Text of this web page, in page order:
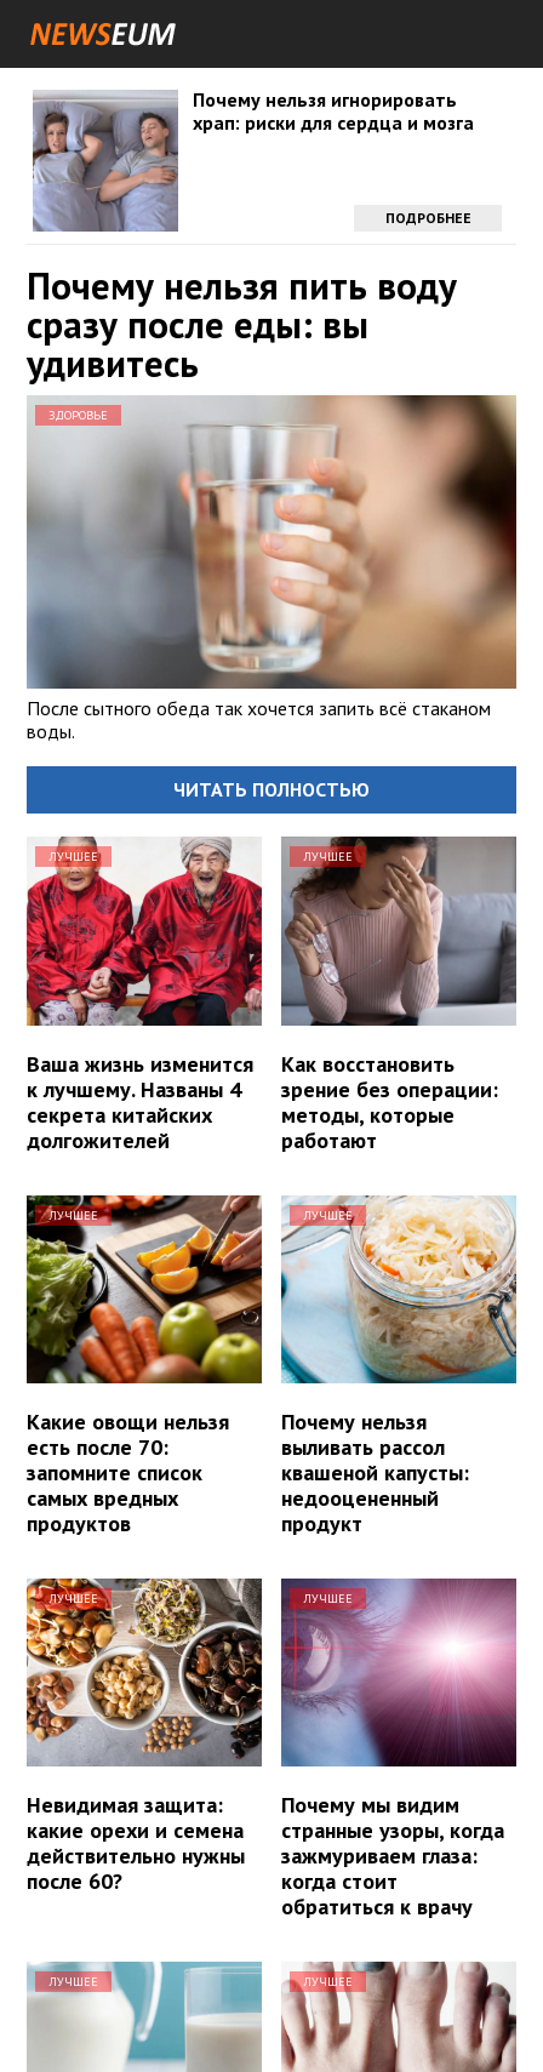
Почему нельзя игнорировать
храп: риски для сердца и мозга
ПОДРОБНЕЕ
Почему нельзя пить воду
сразу после еды: вы
удивитесь
ЗДОРОВЬЕ
После сытного обеда так хочется запить всё стаканом
воды.
ЧИТАТЬ ПОЛНОСТЬЮ
ЛУЧШЕЕ
Ваша жизнь изменится
к лучшему. Названы 4
секрета китайских
долгожителей
ЛУЧШЕЕ
Как восстановить
зрение без операции:
методы, которые
работают
ЛУЧШЕЕ
Какие овощи нельзя
есть после 70:
запомните список
самых вредных
продуктов
ЛУЧШЕЕ
Почему нельзя
выливать рассол
квашеной капусты:
недооцененный
продукт
ЛУЧШЕЕ
Невидимая защита:
какие орехи и семена
действительно нужны
после 60?
ЛУЧШЕЕ
Почему мы видим
странные узоры, когда
зажмуриваем глаза:
когда стоит
обратиться к врачу
ЛУЧШЕЕ ЛУЧШЕЕ